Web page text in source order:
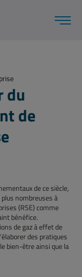
du
de
de ce siècle,
nombreuses à
(RSE) comme
bénéfice.
de gaz à effet de
des pratiques
bien-être ainsi que la